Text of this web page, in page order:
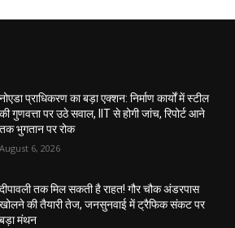
नोएडा प्राधिकरण का बड़ा एक्शन: निर्माण कार्यों में स्टील
की गुणवत्ता पर उठे सवाल, IIT से होगी जांच, रिपोर्ट आने
तक भुगतान पर रोक
August 6, 2026
दीपावली तक मिल सकती है राहत! गौर चौक अंडरपास
खोलने की तैयारी तेज, जनसुनवाई में ट्रैफिक संकट पर
बड़ा मंथन